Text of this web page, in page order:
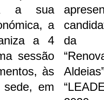
a sua
a
a 4
sessão
às
em
da